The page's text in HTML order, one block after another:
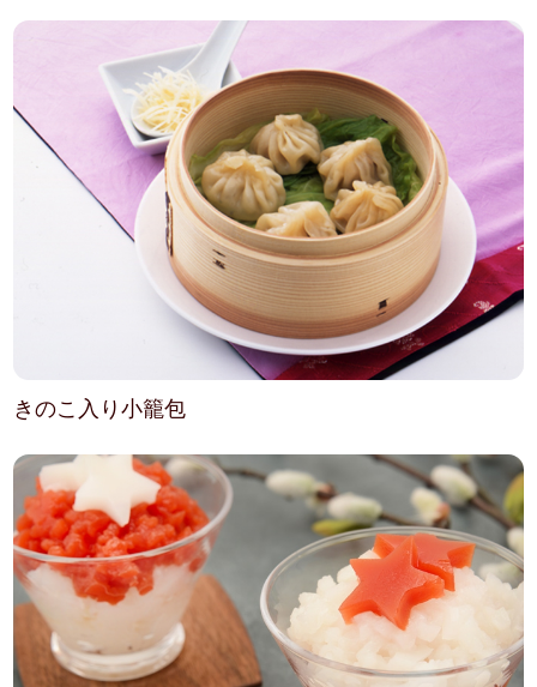
きのこ入り小籠包